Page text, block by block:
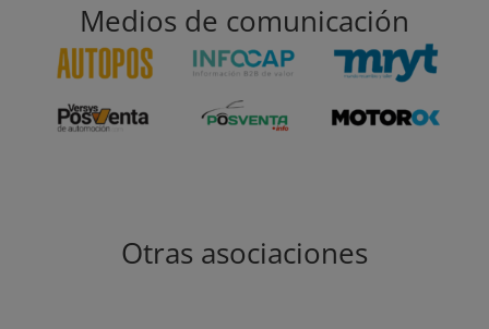
Medios de comunicación
Otras asociaciones